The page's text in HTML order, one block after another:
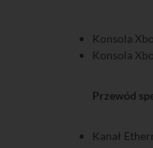
Konsola
Konsola
Przewód
Kanał